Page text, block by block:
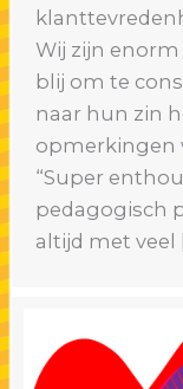
Wij zijn
blij om te
naar hun zin
opmerkingen
“Super
pedagogisch
altijd met veel